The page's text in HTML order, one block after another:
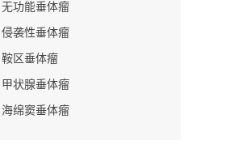
无功能垂体瘤
侵袭性垂体瘤
鞍区垂体瘤
甲状腺垂体瘤
海绵窦垂体瘤